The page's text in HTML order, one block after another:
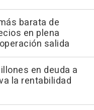
barata de
en plena
salida
en deuda a
la rentabilidad